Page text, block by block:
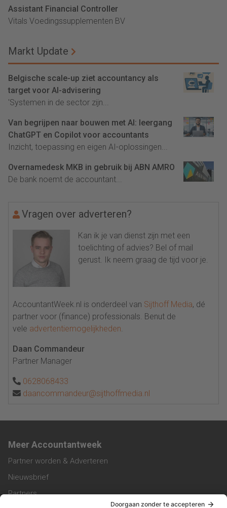
Assistant Financial Controller
Vitals Voedingssupplementen BV
Markt Update
Belgische scale-up ziet accountancy als
target voor AI-advisering
'Systemen in de sector zijn...
Van begrijpen naar bouwen met AI: leergang
ChatGPT en Copilot voor accountants
Inzicht, toepassing en eigen AI-oplossingen...
Overnamedesk MKB in gebruik bij ABN AMRO
De bank noemt de accountant...
Vragen over adverteren?
Kan ik je van dienst zijn met een
toelichting of advies? Bel of mail
gerust. Ik neem graag de tijd voor je.
AccountantWeek.nl is onderdeel van Sijthoff Media, dé
partner voor (finance) professionals. Benut de
vele advertentiemogelijkheden.
Daan Commandeur
Partner Manager
0628068433
daancommandeur@sijthoffmedia.nl
Meer Accountantweek
Partner worden & Adverteren
Nieuwsbrief
Partners